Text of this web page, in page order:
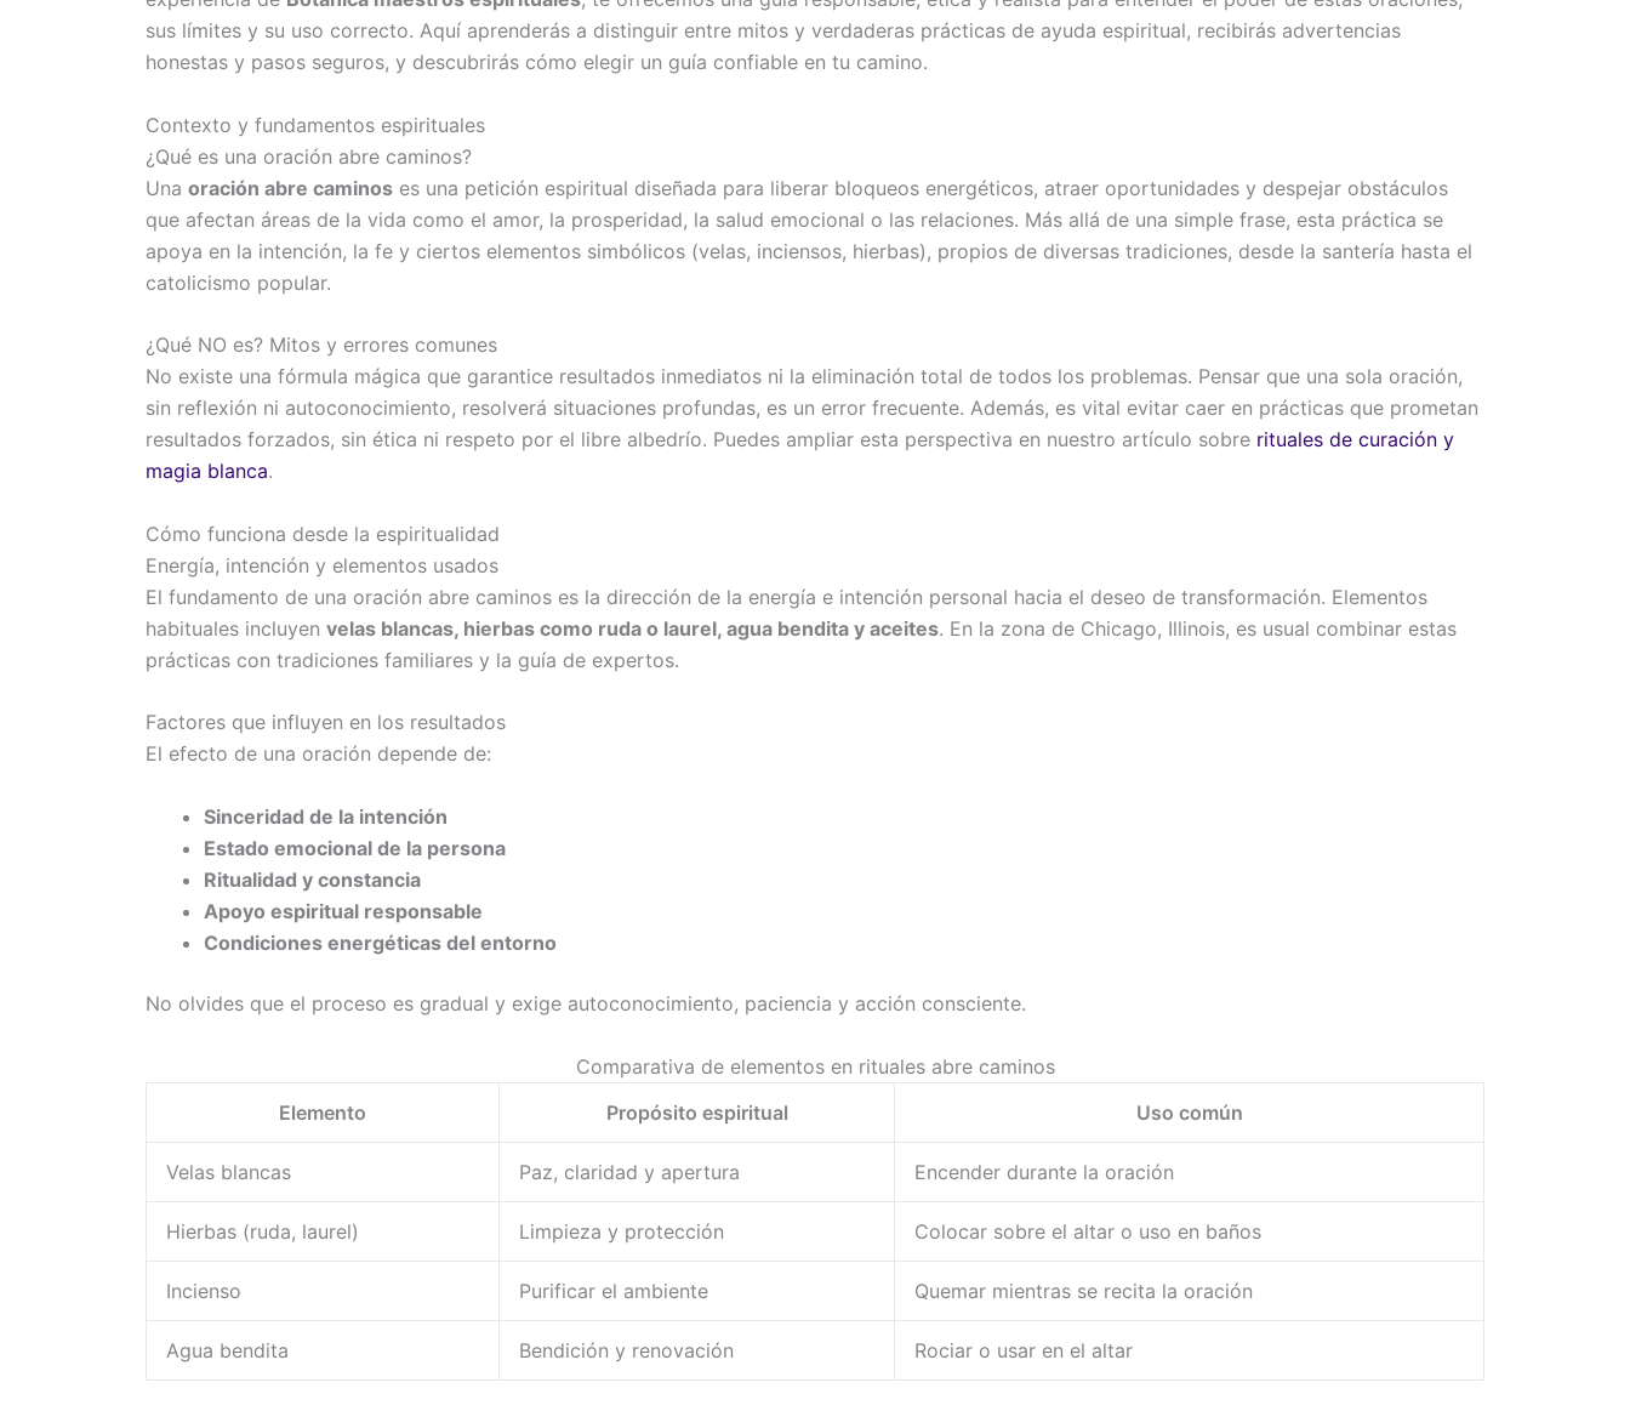
sus límites y su uso correcto. Aquí aprenderás a distinguir entre mitos y verdaderas prácticas de ayuda espiritual, recibirás advertencias
honestas y pasos seguros, y descubrirás cómo elegir un guía confiable en tu camino.
Contexto y fundamentos espirituales
¿Qué es una oración abre caminos?
Una oración abre caminos es una petición espiritual diseñada para liberar bloqueos energéticos, atraer oportunidades y despejar obstáculos
que afectan áreas de la vida como el amor, la prosperidad, la salud emocional o las relaciones. Más allá de una simple frase, esta práctica se
apoya en la intención, la fe y ciertos elementos simbólicos (velas, inciensos, hierbas), propios de diversas tradiciones, desde la santería hasta el
catolicismo popular.
¿Qué NO es? Mitos y errores comunes
No existe una fórmula mágica que garantice resultados inmediatos ni la eliminación total de todos los problemas. Pensar que una sola oración,
sin reflexión ni autoconocimiento, resolverá situaciones profundas, es un error frecuente. Además, es vital evitar caer en prácticas que prometan
resultados forzados, sin ética ni respeto por el libre albedrío. Puedes ampliar esta perspectiva en nuestro artículo sobre rituales de curación y
magia blanca.
Cómo funciona desde la espiritualidad
Energía, intención y elementos usados
El fundamento de una oración abre caminos es la dirección de la energía e intención personal hacia el deseo de transformación. Elementos
habituales incluyen velas blancas, hierbas como ruda o laurel, agua bendita y aceites. En la zona de Chicago, Illinois, es usual combinar estas
prácticas con tradiciones familiares y la guía de expertos.
Factores que influyen en los resultados
El efecto de una oración depende de:
Sinceridad de la intención
Estado emocional de la persona
Ritualidad y constancia
Apoyo espiritual responsable
Condiciones energéticas del entorno
No olvides que el proceso es gradual y exige autoconocimiento, paciencia y acción consciente.
Comparativa de elementos en rituales abre caminos
Elemento
Propósito espiritual Uso común
Velas blancas Paz, claridad y apertura Encender durante la oración
Hierbas (ruda, laurel) Limpieza y protección Colocar sobre el altar o uso en baños
Incienso Purificar el ambiente Quemar mientras se recita la oración
Agua bendita Bendición y renovación Rociar o usar en el altar